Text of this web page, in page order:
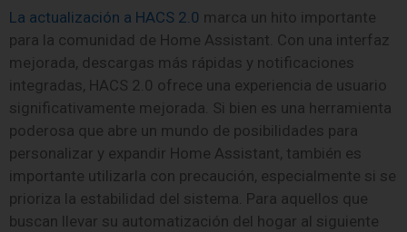
La actualización a HACS 2.0 marca un hito importante
para la comunidad de Home Assistant. Con una interfaz
mejorada, descargas más rápidas y notificaciones
integradas, HACS 2.0 ofrece una experiencia de usuario
significativamente mejorada. Si bien es una herramienta
poderosa que abre un mundo de posibilidades para
personalizar y expandir Home Assistant, también es
importante utilizarla con precaución, especialmente si se
prioriza la estabilidad del sistema. Para aquellos que
buscan llevar su automatización del hogar al siguiente